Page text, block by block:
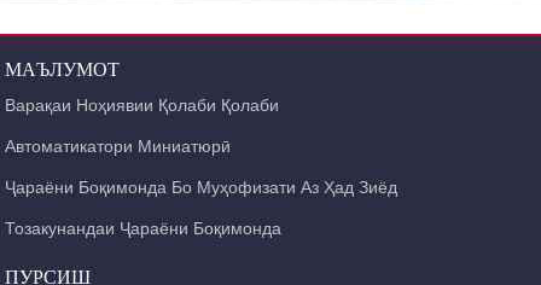
МАЪЛУМОТ
Варақаи Ноҳиявии Қолаби Қолаби
Автоматикатори Миниатюрӣ
Ҷараёни Боқимонда Бо Муҳофизати Аз Ҳад Зиёд
Тозакунандаи Ҷараёни Боқимонда
ПУРСИШ